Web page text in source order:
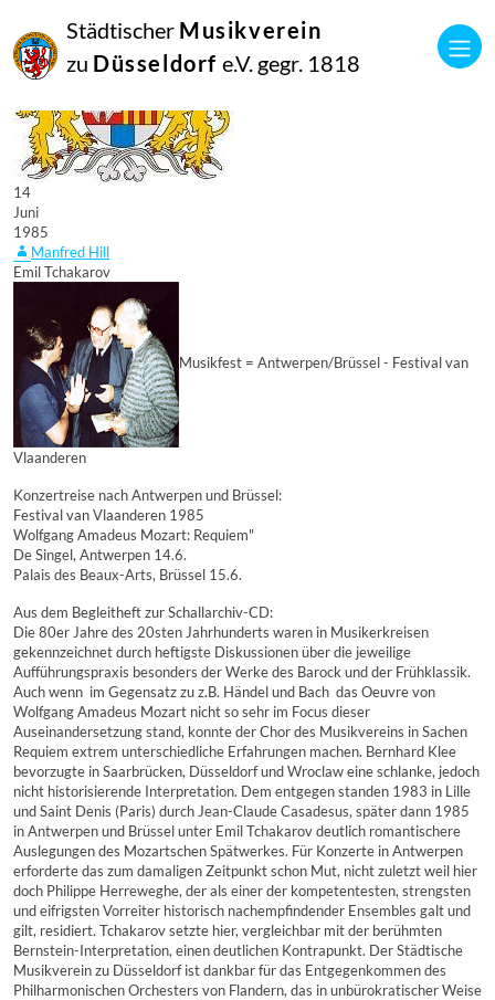
Städtischer Musikverein
zu Düsseldorf e.V. gegr. 1818
14
Juni
1985
Manfred Hill
Emil Tchakarov
Musikfest = Antwerpen/Brüssel - Festival van
Vlaanderen
Konzertreise nach Antwerpen und Brüssel:
Festival van Vlaanderen 1985
Wolfgang Amadeus Mozart: Requiem"
De Singel, Antwerpen 14.6.
Palais des Beaux-Arts, Brüssel 15.6.
Aus dem Begleitheft zur Schallarchiv-CD:
Die 80er Jahre des 20sten Jahrhunderts waren in Musikerkreisen
gekennzeichnet durch heftigste Diskussionen über die jeweilige
Aufführungspraxis besonders der Werke des Barock und der Frühklassik.
Auch wenn  im Gegensatz zu z.B. Händel und Bach  das Oeuvre von
Wolfgang Amadeus Mozart nicht so sehr im Focus dieser
Auseinandersetzung stand, konnte der Chor des Musikvereins in Sachen
Requiem extrem unterschiedliche Erfahrungen machen. Bernhard Klee
bevorzugte in Saarbrücken, Düsseldorf und Wroclaw eine schlanke, jedoch
nicht historisierende Interpretation. Dem entgegen standen 1983 in Lille
und Saint Denis (Paris) durch Jean-Claude Casadesus, später dann 1985
in Antwerpen und Brüssel unter Emil Tchakarov deutlich romantischere
Auslegungen des Mozartschen Spätwerkes. Für Konzerte in Antwerpen
erforderte das zum damaligen Zeitpunkt schon Mut, nicht zuletzt weil hier
doch Philippe Herreweghe, der als einer der kompetentesten, strengsten
und eifrigsten Vorreiter historisch nachempfindender Ensembles galt und
gilt, residiert. Tchakarov setzte hier, vergleichbar mit der berühmten
Bernstein-Interpretation, einen deutlichen Kontrapunkt. Der Städtische
Musikverein zu Düsseldorf ist dankbar für das Entgegenkommen des
Philharmonischen Orchesters von Flandern, das in unbürokratischer Weise